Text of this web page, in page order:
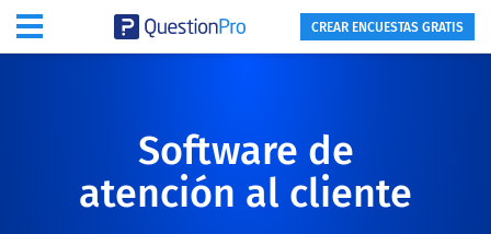
CREAR ENCUESTAS GRATIS
Software de
atención al cliente